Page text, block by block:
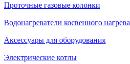
Проточные газовые колонки
Водонагреватели косвенного нагрева
Аксессуары для оборудования
Электрические котлы